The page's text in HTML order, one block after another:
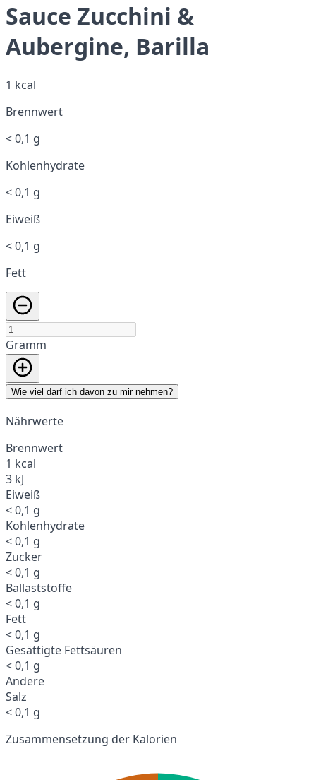
Sauce Zucchini &
Aubergine, Barilla
1 kcal
Brennwert
< 0,1 g
Kohlenhydrate
< 0,1 g
Eiweiß
< 0,1 g
Fett
Gramm
Wie viel darf ich davon zu mir nehmen?
Nährwerte
Brennwert
1 kcal
3 kJ
Eiweiß
< 0,1 g
Kohlenhydrate
< 0,1 g
Zucker
< 0,1 g
Ballaststoffe
< 0,1 g
Fett
< 0,1 g
Gesättigte Fettsäuren
< 0,1 g
Andere
Salz
< 0,1 g
Zusammensetzung der Kalorien